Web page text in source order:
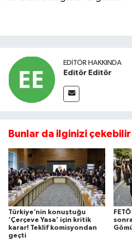
EDITÖR HAKKINDA
Editör Editör
Bunlar da ilginizi çekebilir
Türkiye’nin konuştuğu
‘Çerçeve Yasa’ için kritik
karar! Teklif komisyondan
geçti